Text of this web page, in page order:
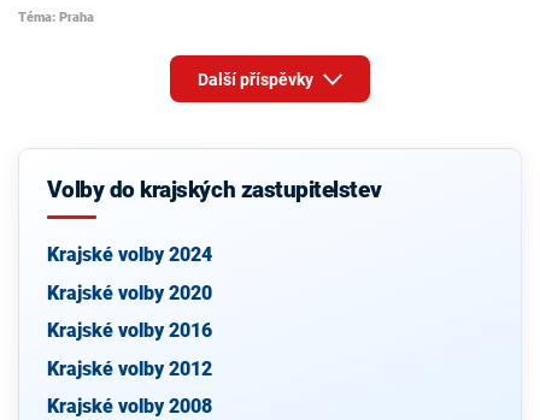
Téma: Praha
Další příspěvky
Volby do krajských zastupitelstev
Krajské volby 2024
Krajské volby 2020
Krajské volby 2016
Krajské volby 2012
Krajské volby 2008